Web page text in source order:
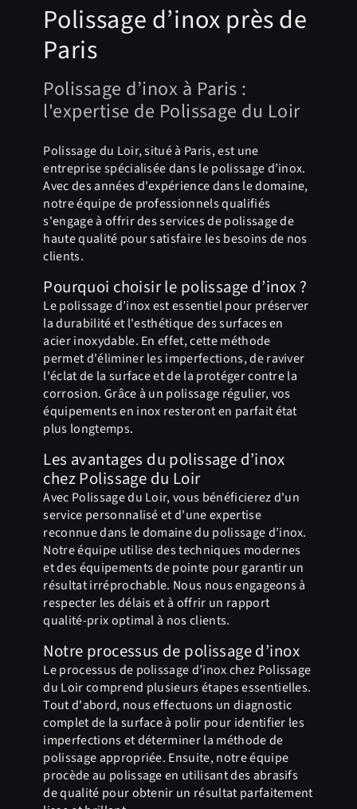
Polissage d’inox près de
Paris
Polissage d’inox à Paris :
l'expertise de Polissage du Loir
Polissage du Loir, situé à Paris, est une
entreprise spécialisée dans le polissage d’inox.
Avec des années d'expérience dans le domaine,
notre équipe de professionnels qualifiés
s'engage à offrir des services de polissage de
haute qualité pour satisfaire les besoins de nos
clients.
Pourquoi choisir le polissage d’inox ?
Le polissage d’inox est essentiel pour préserver
la durabilité et l'esthétique des surfaces en
acier inoxydable. En effet, cette méthode
permet d'éliminer les imperfections, de raviver
l'éclat de la surface et de la protéger contre la
corrosion. Grâce à un polissage régulier, vos
équipements en inox resteront en parfait état
plus longtemps.
Les avantages du polissage d’inox
chez Polissage du Loir
Avec Polissage du Loir, vous bénéficierez d'un
service personnalisé et d'une expertise
reconnue dans le domaine du polissage d’inox.
Notre équipe utilise des techniques modernes
et des équipements de pointe pour garantir un
résultat irréprochable. Nous nous engageons à
respecter les délais et à offrir un rapport
qualité-prix optimal à nos clients.
Notre processus de polissage d’inox
Le processus de polissage d’inox chez Polissage
du Loir comprend plusieurs étapes essentielles.
Tout d'abord, nous effectuons un diagnostic
complet de la surface à polir pour identifier les
imperfections et déterminer la méthode de
polissage appropriée. Ensuite, notre équipe
procède au polissage en utilisant des abrasifs
de qualité pour obtenir un résultat parfaitement